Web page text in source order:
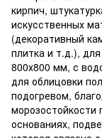
кирпич,
искусственных
(декоративный
плитка и т.д.),
800х800 мм, с
для облицовки
подогревом,
морозостойкости
основаниях,